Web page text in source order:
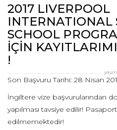
2017 LIVERPOOL
INTERNATIONAL
SCHOOL
İÇİN
!
Son Başvuru Tarihi: 28 Nisan
İngiltere vize başvurularından
yapılması tavsiye edilir!
edilmemektedir!